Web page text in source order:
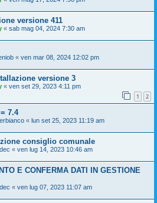
versione 411
« sab mag 04, 2024 7:30 am
« ven mar 08, 2024 12:02 pm
versione 3
« ven set 29, 2023 4:11 pm
1 2
7.4
« lun set 25, 2023 11:19 am
consiglio comunale
« ven lug 14, 2023 10:46 am
E CONFERMA DATI IN GESTIONE
« ven lug 07, 2023 11:07 am